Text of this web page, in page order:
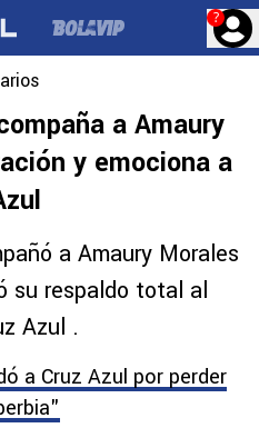
?
a Amaury
y emociona a
a Amaury Morales
su respaldo total al
Azul .
a Cruz Azul por perder